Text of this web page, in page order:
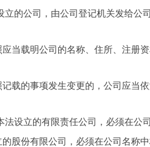
公司，由公司登记机关发给公
载明公司的名称、住所、注册资
的事项发生变更的，公司应当依
立的有限责任公司，必须在公司
份有限公司，必须在公司名称中